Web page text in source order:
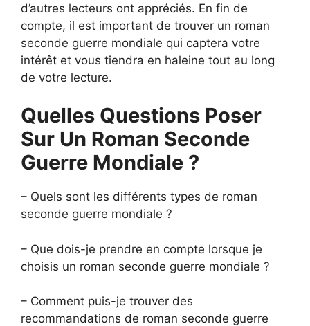
d’autres lecteurs ont appréciés. En fin de
compte, il est important de trouver un roman
seconde guerre mondiale qui captera votre
intérêt et vous tiendra en haleine tout au long
de votre lecture.
Quelles Questions Poser
Sur Un Roman Seconde
Guerre Mondiale ?
– Quels sont les différents types de roman
seconde guerre mondiale ?
– Que dois-je prendre en compte lorsque je
choisis un roman seconde guerre mondiale ?
– Comment puis-je trouver des
recommandations de roman seconde guerre